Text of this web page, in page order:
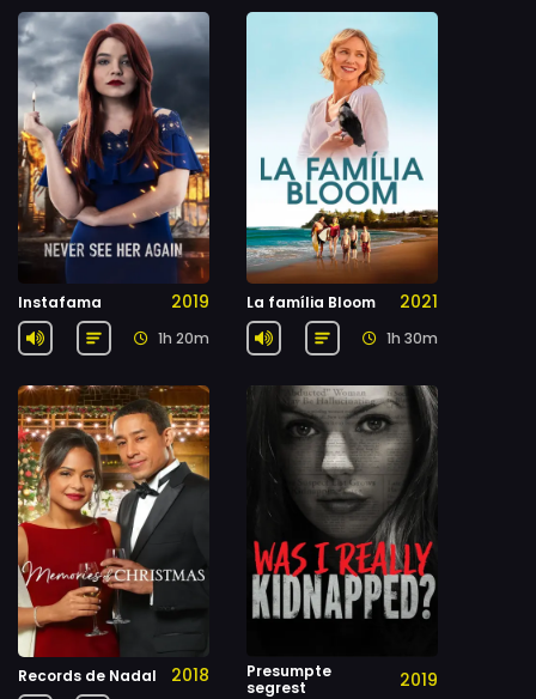
Instafama 2019
1h 20m
La família Bloom 2021
1h 30m
Records de Nadal 2018
Presumpte
segrest
2019